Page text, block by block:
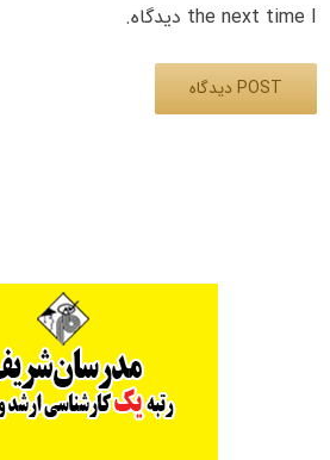
the next time I دیدگاه.